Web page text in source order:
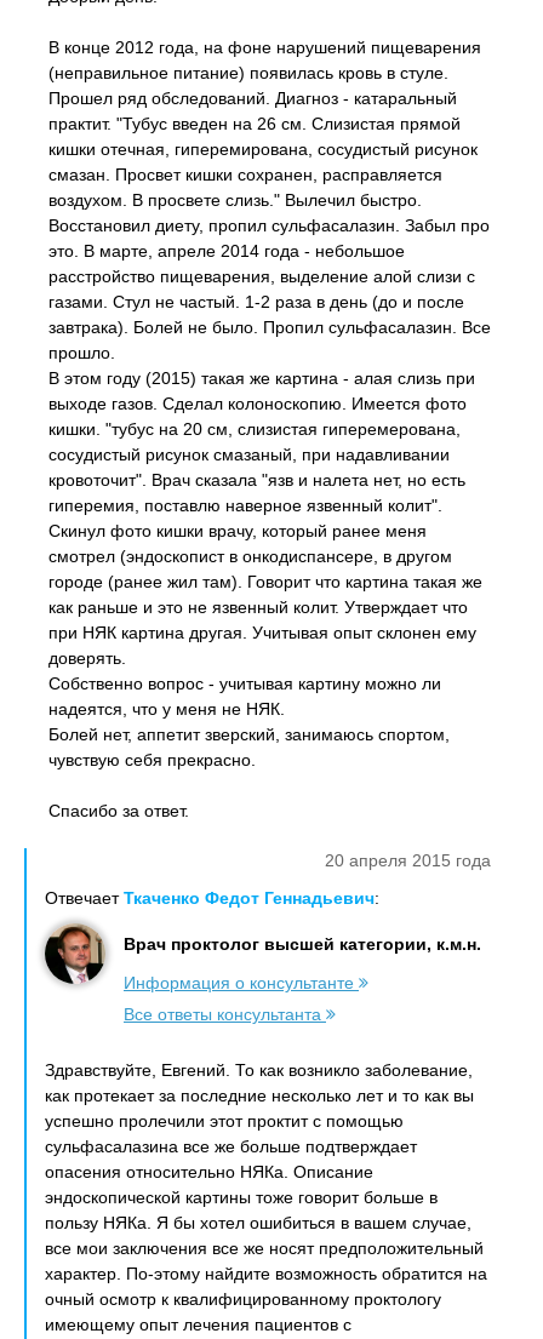
В конце 2012 года, на фоне нарушений пищеварения
(неправильное питание) появилась кровь в стуле.
Прошел ряд обследований. Диагноз - катаральный
практит. "Тубус введен на 26 см. Слизистая прямой
кишки отечная, гиперемирована, сосудистый рисунок
смазан. Просвет кишки сохранен, расправляется
воздухом. В просвете слизь." Вылечил быстро.
Восстановил диету, пропил сульфасалазин. Забыл про
это. В марте, апреле 2014 года - небольшое
расстройство пищеварения, выделение алой слизи с
газами. Стул не частый. 1-2 раза в день (до и после
завтрака). Болей не было. Пропил сульфасалазин. Все
прошло.
В этом году (2015) такая же картина - алая слизь при
выходе газов. Сделал колоноскопию. Имеется фото
кишки. "тубус на 20 см, слизистая гиперемерована,
сосудистый рисунок смазаный, при надавливании
кровоточит". Врач сказала "язв и налета нет, но есть
гиперемия, поставлю наверное язвенный колит".
Скинул фото кишки врачу, который ранее меня
смотрел (эндоскопист в онкодиспансере, в другом
городе (ранее жил там). Говорит что картина такая же
как раньше и это не язвенный колит. Утверждает что
при НЯК картина другая. Учитывая опыт склонен ему
доверять.
Собственно вопрос - учитывая картину можно ли
надеятся, что у меня не НЯК.
Болей нет, аппетит зверский, занимаюсь спортом,
чувствую себя прекрасно.
Спасибо за ответ.
20 апреля 2015 года
ОтвечаетТкаченко Федот Геннадьевич:
Врач проктолог высшей категории, к.м.н.
Информация о консультанте
Все ответы консультанта
Здравствуйте, Евгений. То как возникло заболевание,
как протекает за последние несколько лет и то как вы
успешно пролечили этот проктит с помощью
сульфасалазина все же больше подтверждает
опасения относительно НЯКа. Описание
эндоскопической картины тоже говорит больше в
пользу НЯКа. Я бы хотел ошибиться в вашем случае,
все мои заключения все же носят предположительный
характер. По-этому найдите возможность обратится на
очный осмотр к квалифицированному проктологу
имеющему опыт лечения пациентов с